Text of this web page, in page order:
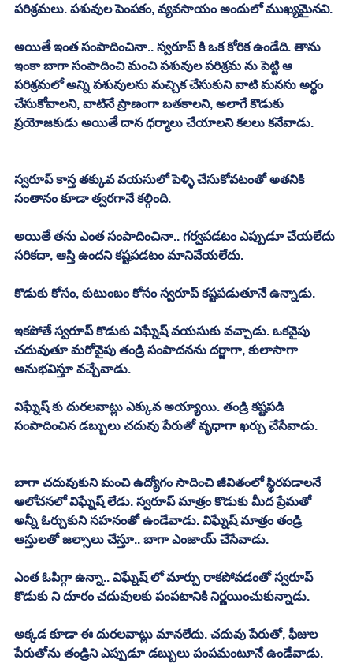
పరిశ్రమలు. పశువుల పెంపకం, వ్యవసాయం అందులో ముఖ్యమైనవి.
అయితే ఇంత సంపాదించినా.. స్వరూప్ కి ఒక కోరిక ఉండేది. తాను
ఇంకా బాగా సంపాదించి మంచి పశువుల పరిశ్రమ ను పెట్టి ఆ
పరిశ్రమలో అన్ని పశువులను మచ్చిక చేసుకుని వాటి మనసు అర్థం
చేసుకోవాలని, వాటినే ప్రాణంగా బతకాలని, అలాగే కొడుకు
ప్రయోజకుడు అయితే దాన ధర్మాలు చేయాలని కలలు కనేవాడు.
స్వరూప్ కాస్త తక్కువ వయసులో పెళ్ళి చేసుకోవటంతో అతనికి
సంతానం కూడా త్వరగానే కల్గింది.
అయితే తను ఎంత సంపాదించినా.. గర్వపడటం ఎప్పుడూ చేయలేదు
సరికదా, ఆస్తి ఉందని కష్టపడటం మానివేయలేదు.
కొడుకు కోసం, కుటుంబం కోసం స్వరూప్ కష్టపడుతూనే ఉన్నాడు.
ఇకపోతే స్వరూప్ కొడుకు విఘ్నేష్ వయసుకు వచ్చాడు. ఒకవైపు
చదువుతూ మరోవైపు తండ్రి సంపాదనను దర్జాగా, కులాసాగా
అనుభవిస్తూ వచ్చేవాడు.
విఘ్నేష్ కు దురలవాట్లు ఎక్కువ అయ్యాయి. తండ్రి కష్టపడి
సంపాదించిన డబ్బులు చదువు పేరుతో వృధాగా ఖర్చు చేసేవాడు.
బాగా చదువుకుని మంచి ఉద్యోగం సాదించి జీవితంలో స్థిరపడాలనే
ఆలోచనలో విఘ్నేష్ లేడు. స్వరూప్ మాత్రం కొడుకు మీద ప్రేమతో
అన్నీ ఓర్చుకుని సహనంతో ఉండేవాడు. విఘ్నేష్ మాత్రం తండ్రి
ఆస్తులతో జల్సాలు చేస్తూ.. బాగా ఎంజాయ్ చేసేవాడు.
ఎంత ఓపిగ్గా ఉన్నా.. విఘ్నేష్ లో మార్పు రాకపోవడంతో స్వరూప్
కొడుకు ని దూరం చదువులకు పంపటానికి నిర్ణయించుకున్నాడు.
అక్కడ కూడా ఈ దురలవాట్లు మానలేదు. చదువు పేరుతో, ఫీజుల
పేరుతోను తండ్రిని ఎప్పుడూ డబ్బులు పంపమంటూనే ఉండేవాడు.